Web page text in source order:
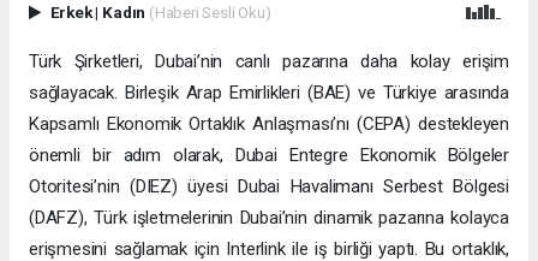
Erkek| Kadın (Haberi Sesli Oku)
Türk Şirketleri, Dubai’nin canlı pazarına daha kolay erişim
sağlayacak. Birleşik Arap Emirlikleri (BAE) ve Türkiye arasında
Kapsamlı Ekonomik Ortaklık Anlaşması’nı (CEPA) destekleyen
önemli bir adım olarak, Dubai Entegre Ekonomik Bölgeler
Otoritesi’nin (DIEZ) üyesi Dubai Havalimanı Serbest Bölgesi
(DAFZ), Türk işletmelerinin Dubai’nin dinamik pazarına kolayca
erişmesini sağlamak için Interlink ile iş birliği yaptı. Bu ortaklık,